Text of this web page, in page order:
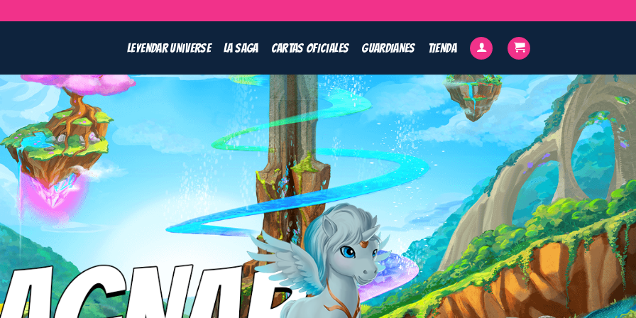
LEYENDAR UNIVERSE LA SAGA CARTAS OFICIALES GUARDIANES TIENDA